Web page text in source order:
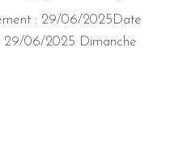
: 29/06/2025Date
29/06/2025 Dimanche